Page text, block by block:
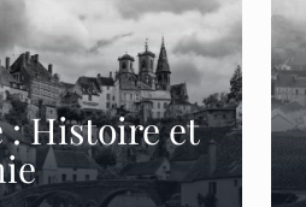
: Histoire et